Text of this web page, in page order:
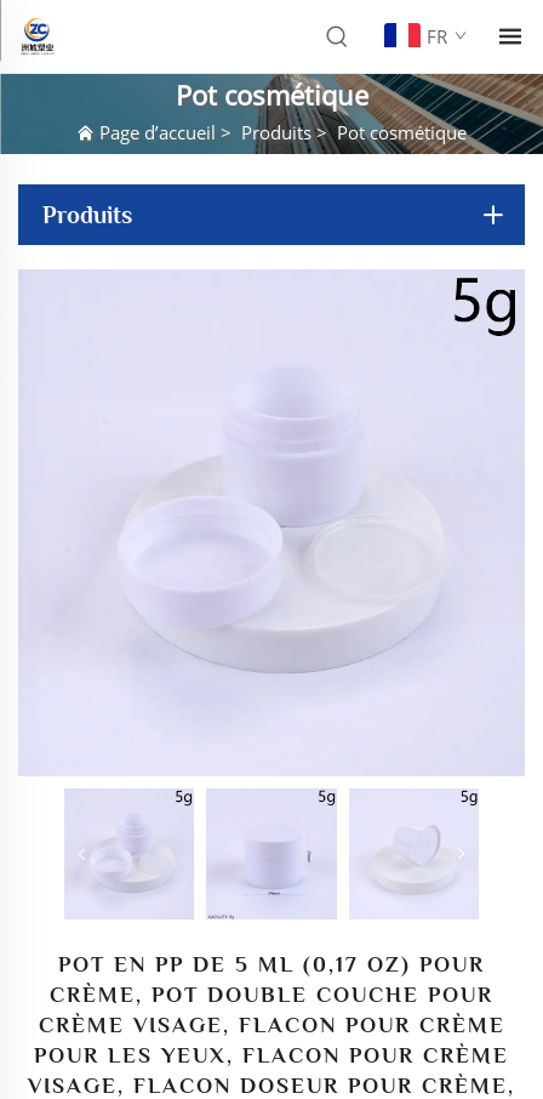
FR
Pot cosmétique
Page d’accueil > Produits>Pot cosmétique
Produits
POT EN PP DE 5 ML (0,17 OZ) POUR
CRÈME, POT DOUBLE COUCHE POUR
CRÈME VISAGE, FLACON POUR CRÈME
POUR LES YEUX, FLACON POUR CRÈME
VISAGE, FLACON DOSEUR POUR CRÈME,